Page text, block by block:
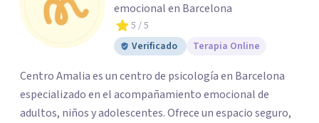
emocional en Barcelona
5 / 5
Verificado
Terapia Online
Centro Amalia es un centro de psicología en Barcelona
especializado en el acompañamiento emocional de
adultos, niños y adolescentes. Ofrece un espacio seguro,